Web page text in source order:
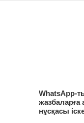
WhatsApp-
жазбаларға
нұсқасы